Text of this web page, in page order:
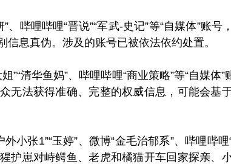
”、哔哩哔哩“晋说”“军武-史记”等“自媒体”账
息真伪。涉及的账号已被依法依约处置。
”“清华鱼妈”、哔哩哔哩“商业策略”等“自媒
无法获得准确、完整的权威信息，可能会基
小张1”“玉婷”、微博“金毛治郁系”、哔哩哔
护崽对峙鳄鱼、老虎和橘猫开车回家探亲、